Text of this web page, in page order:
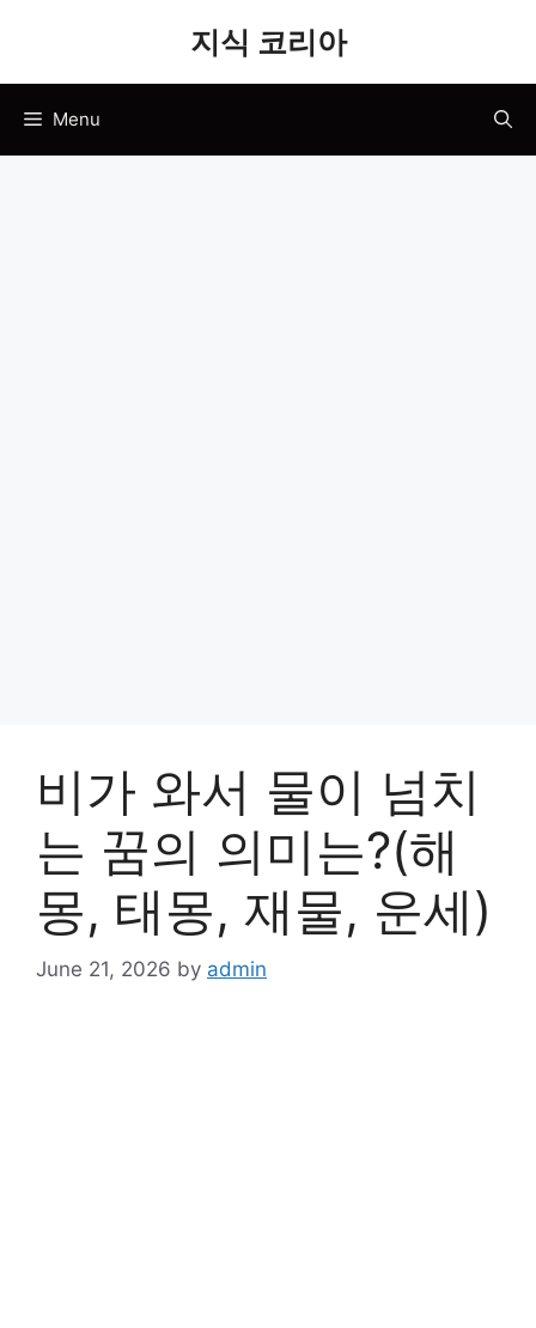
지식 코리아
Menu
비가 와서 물이 넘치
는 꿈의 의미는?(해
몽, 태몽, 재물, 운세)
June 21, 2026 by admin